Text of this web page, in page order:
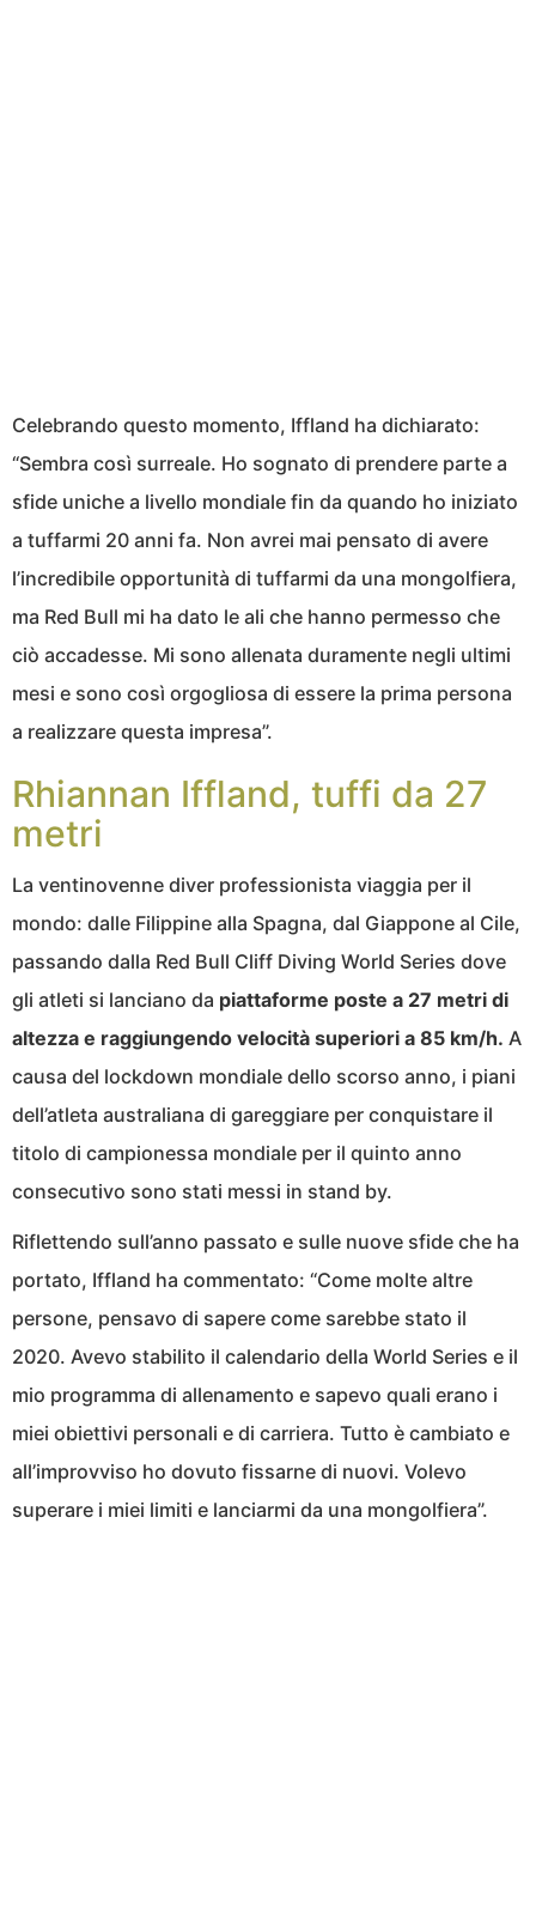
Celebrando questo momento, Iffland ha dichiarato:
“Sembra così surreale. Ho sognato di prendere parte a
sfide uniche a livello mondiale fin da quando ho iniziato
a tuffarmi 20 anni fa. Non avrei mai pensato di avere
l’incredibile opportunità di tuffarmi da una mongolfiera,
ma Red Bull mi ha dato le ali che hanno permesso che
ciò accadesse. Mi sono allenata duramente negli ultimi
mesi e sono così orgogliosa di essere la prima persona
a realizzare questa impresa”.
Rhiannan Iffland, tuffi da 27
metri
La ventinovenne diver professionista viaggia per il
mondo: dalle Filippine alla Spagna, dal Giappone al Cile,
passando dalla Red Bull Cliff Diving World Series dove
gli atleti si lanciano da piattaforme poste a 27 metri di
altezza e raggiungendo velocità superiori a 85 km/h. A
causa del lockdown mondiale dello scorso anno, i piani
dell’atleta australiana di gareggiare per conquistare il
titolo di campionessa mondiale per il quinto anno
consecutivo sono stati messi in stand by.
Riflettendo sull’anno passato e sulle nuove sfide che ha
portato, Iffland ha commentato: “Come molte altre
persone, pensavo di sapere come sarebbe stato il
2020. Avevo stabilito il calendario della World Series e il
mio programma di allenamento e sapevo quali erano i
miei obiettivi personali e di carriera. Tutto è cambiato e
all’improvviso ho dovuto fissarne di nuovi. Volevo
superare i miei limiti e lanciarmi da una mongolfiera”.